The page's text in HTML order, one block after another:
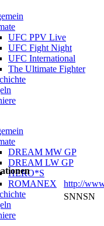
UFC PPV Live
UFC Fight Night
UFC International
The Ultimate Fighter
DREAM MW GP
DREAM LW GP
HERO*S
ROMANEX
http://
SNNSN